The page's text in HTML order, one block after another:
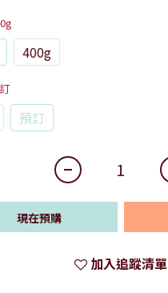
400g
預訂
現在預購
加入追蹤清單